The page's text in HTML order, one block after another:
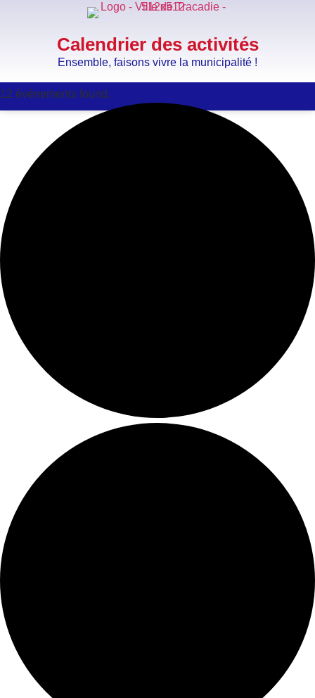
Calendrier des activités
Ensemble, faisons vivre la municipalité !
12 évènements found.